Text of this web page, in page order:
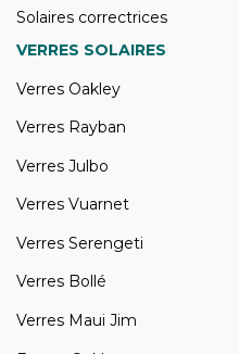
Solaires correctrices
VERRES SOLAIRES
Verres Oakley
Verres Rayban
Verres Julbo
Verres Vuarnet
Verres Serengeti
Verres Bollé
Verres Maui Jim